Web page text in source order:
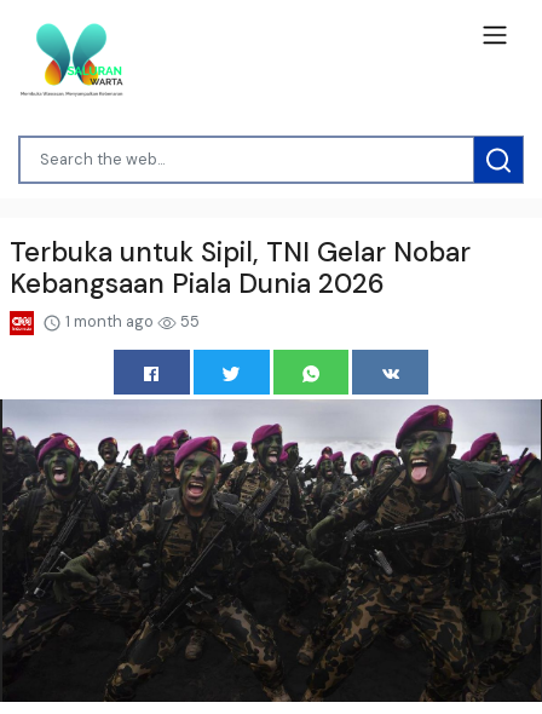
Terbuka untuk Sipil, TNI Gelar Nobar
Kebangsaan Piala Dunia 2026
1 month ago 55